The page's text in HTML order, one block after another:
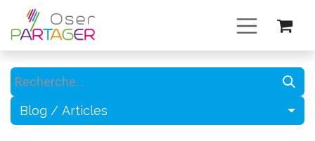
Se rendre au contenu
Blog / Articles